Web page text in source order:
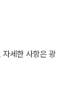
세한 사항은 광